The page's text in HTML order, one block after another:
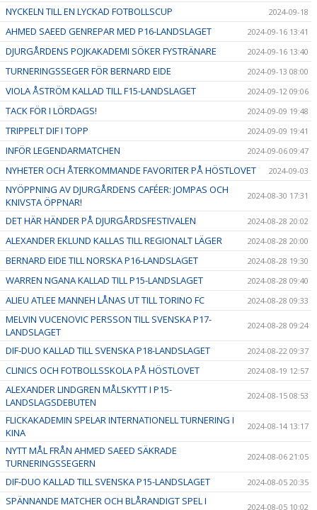
NYCKELN TILL EN LYCKAD FOTBOLLSCUP 2024-09-18
AHMED SAEED GENREPAR MED P16-LANDSLAGET 2024-09-16 13:41
DJURGÅRDENS POJKAKADEMI SÖKER FYSTRÄNARE 2024-09-16 13:40
TURNERINGSSEGER FÖR BERNARD EIDE 2024-09-13 08:00
VIOLA ÅSTRÖM KALLAD TILL F15-LANDSLAGET 2024-09-12 09:06
TACK FÖR I LÖRDAGS! 2024-09-09 19:48
TRIPPELT DIF I TOPP 2024-09-09 19:41
INFÖR LEGENDARMATCHEN 2024-09-06 09:47
NYHETER OCH ÅTERKOMMANDE FAVORITER PÅ HÖSTLOVET 2024-09-03
NYÖPPNING AV DJURGÅRDENS CAFÉER: JOMPAS OCH
KNIVSTA ÖPPNAR!
2024-08-30 17:31
DET HÄR HÄNDER PÅ DJURGÅRDSFESTIVALEN 2024-08-28 20:02
ALEXANDER EKLUND KALLAS TILL REGIONALT LÄGER 2024-08-28 20:00
BERNARD EIDE TILL NORSKA P16-LANDSLAGET 2024-08-28 19:30
WARREN NGANA KALLAD TILL P15-LANDSLAGET 2024-08-28 09:40
ALIEU ATLEE MANNEH LÅNAS UT TILL TORINO FC 2024-08-28 09:33
MELVIN VUCENOVIC PERSSON TILL SVENSKA P17-
LANDSLAGET
2024-08-28 09:24
DIF-DUO KALLAD TILL SVENSKA P18-LANDSLAGET 2024-08-22 09:37
CLINICS OCH FOTBOLLSSKOLA PÅ HÖSTLOVET 2024-08-19 12:57
ALEXANDER LINDGREN MÅLSKYTT I P15-
LANDSLAGSDEBUTEN
2024-08-15 08:53
FLICKAKADEMIN SPELAR INTERNATIONELL TURNERING I
KINA
2024-08-14 13:17
NYTT MÅL FRÅN AHMED SAEED SÄKRADE
TURNERINGSSEGERN
2024-08-06 21:05
DIF-DUO KALLAD TILL SVENSKA P15-LANDSLAGET 2024-08-05 20:35
SPÄNNANDE MATCHER OCH BLÅRANDIGT SPEL I
2024-08-05 10:02